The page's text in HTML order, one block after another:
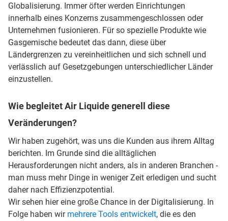
Globalisierung. Immer öfter werden Einrichtungen
innerhalb eines Konzerns zusammengeschlossen oder
Unternehmen fusionieren. Für so spezielle Produkte wie
Gasgemische bedeutet das dann, diese über
Ländergrenzen zu vereinheitlichen und sich schnell und
verlässlich auf Gesetzgebungen unterschiedlicher Länder
einzustellen.
Wie begleitet Air Liquide generell diese
Veränderungen?
Wir haben zugehört, was uns die Kunden aus ihrem Alltag
berichten. Im Grunde sind die alltäglichen
Herausforderungen nicht anders, als in anderen Branchen -
man muss mehr Dinge in weniger Zeit erledigen und sucht
daher nach Effizienzpotential.
Wir sehen hier eine große Chance in der Digitalisierung. In
Folge haben wir mehrere Tools entwickelt, die es den